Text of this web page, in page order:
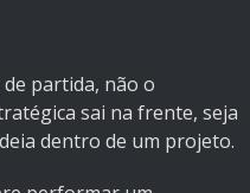
partida, não o
sai na frente, seja
dentro de um projeto.